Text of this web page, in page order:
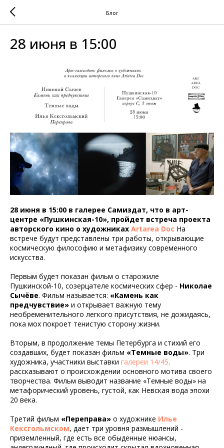
Блог
28 июня в 15:00
28 июня в 15:00 в галерее Самиздат, что в арт-
центре «Пушкинская-10», пройдет встреча проекта
авторского кино о художниках Artarea Doc На
встрече будут представлены три работы, открывающие
космическую философию и метафизику современного
искусства.
Первым будет показан фильм о старожиле
Пушкинской-10, созерцателе космических сфер - Николае
Сычёве. Фильм называется: «Камень как
предчувствие» и открывает важную тему
необременительного легкого присутствия, не дожидаясь,
пока мох покроет тенистую сторону жизни.
Вторым, в продолжение темы Петербурга и стихий его
создавших, будет показан фильм «Темные воды». Три
художника, участники выставки галереи 14/45,
рассказывают о происхождении основного мотива своего
творчества. Фильм выводит название «Темные воды» на
метафорический уровень, густой, как Невская вода эпохи
20 века.
Третий фильм «Переправа» о художнике Илье
Кексгольмском, дает три уровня размышлений -
приземленный, где есть все обыденные нюансы,